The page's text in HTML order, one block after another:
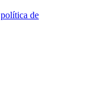
política de